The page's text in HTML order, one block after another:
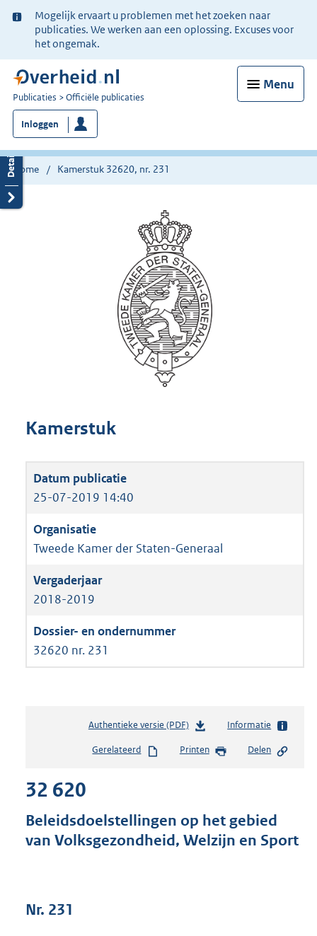
Ter
informatie:
Mogelijk ervaart u problemen met het zoeken naar
publicaties. We werken aan een oplossing. Excuses voor
het ongemak.
Menu
U
bent
nu
hier:
Publicaties Officiële publicaties
Inloggen
Home Kamerstuk 32620, nr. 231
Kamerstuk
25-07-2019 14:40
Tweede Kamer der Staten-Generaal
2018-2019
32620 nr. 231
Authentieke versie (PDF)b
s
s
g
Informatie
Gerelateerd Printen Delen
32 620
Beleidsdoelstellingen op het gebied
van Volksgezondheid, Welzijn en Sport
Nr. 231